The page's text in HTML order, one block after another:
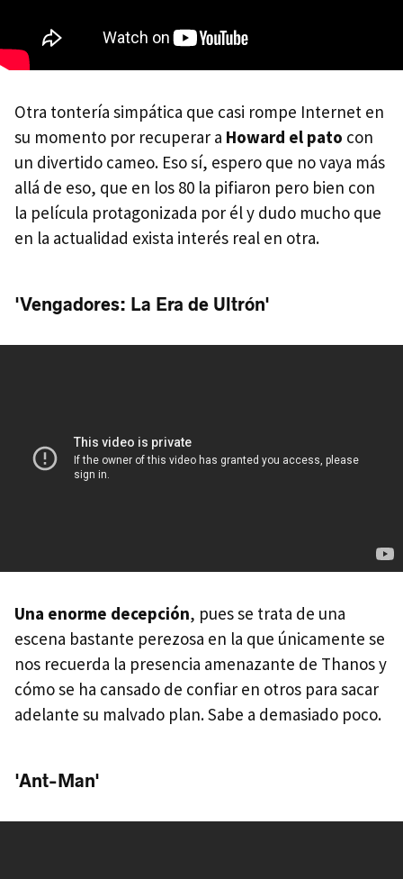
Otra tontería simpática que casi rompe Internet en
su momento por recuperar a Howard el pato con
un divertido cameo. Eso sí, espero que no vaya más
allá de eso, que en los 80 la pifiaron pero bien con
la película protagonizada por él y dudo mucho que
en la actualidad exista interés real en otra.
'Vengadores: La Era de Ultrón'
Una enorme decepción, pues se trata de una
escena bastante perezosa en la que únicamente se
nos recuerda la presencia amenazante de Thanos y
cómo se ha cansado de confiar en otros para sacar
adelante su malvado plan. Sabe a demasiado poco.
'Ant-Man'